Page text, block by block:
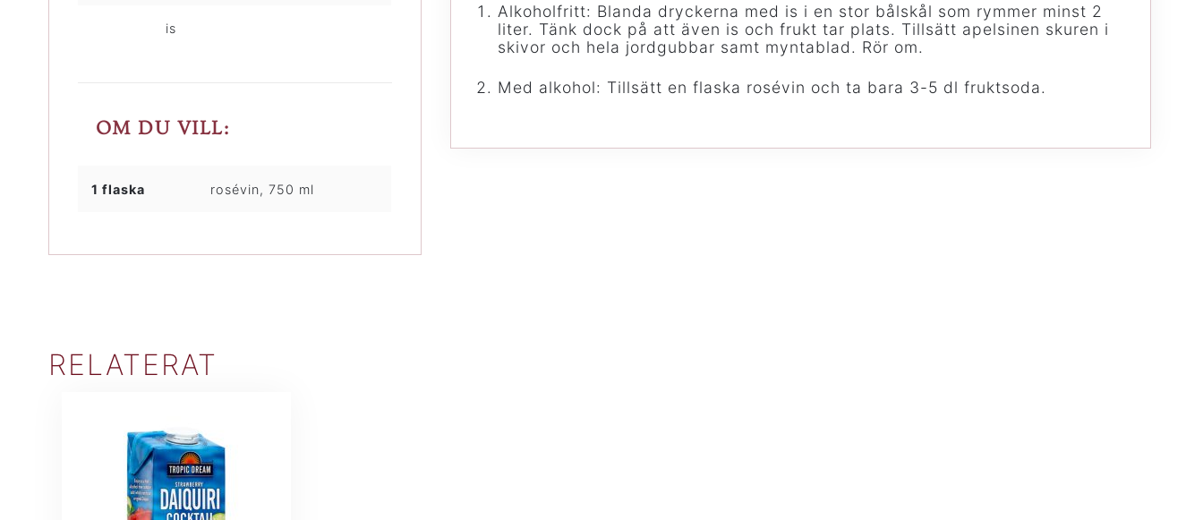
is
OM DU VILL:
1 flaska rosévin, 750 ml
Alkoholfritt: Blanda dryckerna med is i en stor bålskål som rymmer minst 2
liter. Tänk dock på att även is och frukt tar plats. Tillsätt apelsinen skuren i
skivor och hela jordgubbar samt myntablad. Rör om.
Med alkohol: Tillsätt en flaska rosévin och ta bara 3-5 dl fruktsoda.
RELATERAT